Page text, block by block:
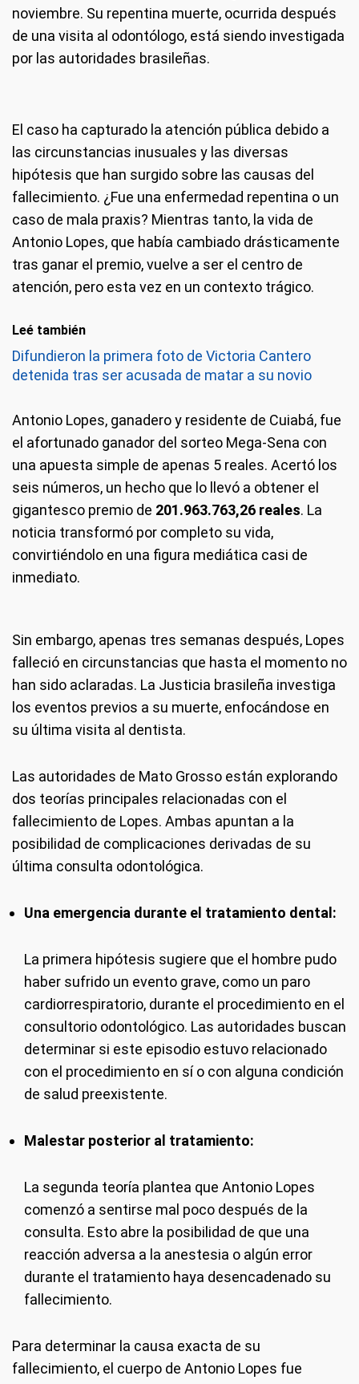
noviembre. Su repentina muerte, ocurrida después
de una visita al odontólogo, está siendo investigada
por las autoridades brasileñas.
El caso ha capturado la atención pública debido a
las circunstancias inusuales y las diversas
hipótesis que han surgido sobre las causas del
fallecimiento. ¿Fue una enfermedad repentina o un
caso de mala praxis? Mientras tanto, la vida de
Antonio Lopes, que había cambiado drásticamente
tras ganar el premio, vuelve a ser el centro de
atención, pero esta vez en un contexto trágico.
Leé también
Difundieron la primera foto de Victoria Cantero
detenida tras ser acusada de matar a su novio
Antonio Lopes, ganadero y residente de Cuiabá, fue
el afortunado ganador del sorteo Mega-Sena con
una apuesta simple de apenas 5 reales. Acertó los
seis números, un hecho que lo llevó a obtener el
gigantesco premio de 201.963.763,26 reales. La
noticia transformó por completo su vida,
convirtiéndolo en una figura mediática casi de
inmediato.
Sin embargo, apenas tres semanas después, Lopes
falleció en circunstancias que hasta el momento no
han sido aclaradas. La Justicia brasileña investiga
los eventos previos a su muerte, enfocándose en
su última visita al dentista.
Las autoridades de Mato Grosso están explorando
dos teorías principales relacionadas con el
fallecimiento de Lopes. Ambas apuntan a la
posibilidad de complicaciones derivadas de su
última consulta odontológica.
Una emergencia durante el tratamiento dental:
La primera hipótesis sugiere que el hombre pudo
haber sufrido un evento grave, como un paro
cardiorrespiratorio, durante el procedimiento en el
consultorio odontológico. Las autoridades buscan
determinar si este episodio estuvo relacionado
con el procedimiento en sí o con alguna condición
de salud preexistente.
Malestar posterior al tratamiento:
La segunda teoría plantea que Antonio Lopes
comenzó a sentirse mal poco después de la
consulta. Esto abre la posibilidad de que una
reacción adversa a la anestesia o algún error
durante el tratamiento haya desencadenado su
fallecimiento.
Para determinar la causa exacta de su
fallecimiento, el cuerpo de Antonio Lopes fue